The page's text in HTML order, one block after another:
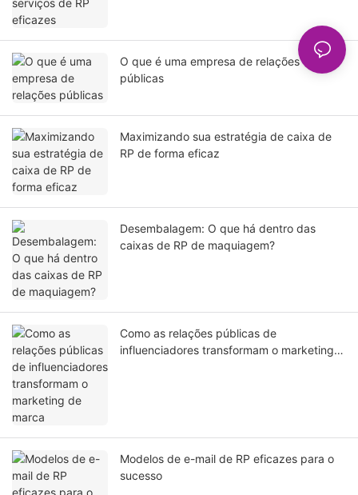
O que é uma empresa de relações
públicas
Maximizando sua estratégia de caixa de
RP de forma eficaz
Desembalagem: O que há dentro das
caixas de RP de maquiagem?
Como as relações públicas de
influenciadores transformam o marketing
Modelos de e-mail de RP eficazes para o
sucesso